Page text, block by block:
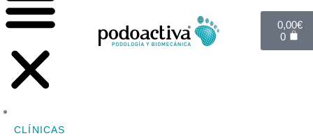
CLÍNICAS
0,00€
0